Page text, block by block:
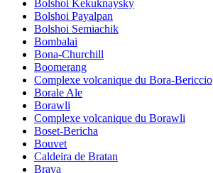
Bolshoi Kekuknaysky
Bolshoi Payalpan
Bolshoi Semiachik
Bombalai
Bona-Churchill
Boomerang
Complexe volcanique du Bora-Bericcio
Borale Ale
Borawli
Complexe volcanique du Borawli
Boset-Bericha
Bouvet
Caldeira de Bratan
Brava